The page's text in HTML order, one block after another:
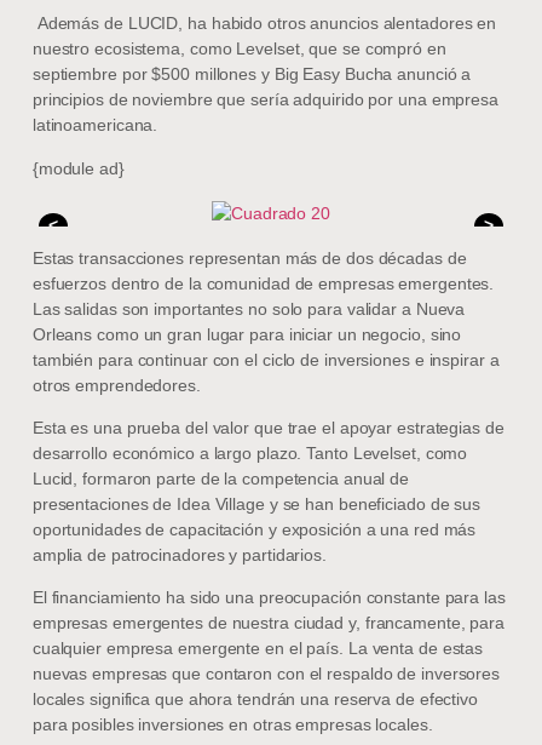
Además de LUCID, ha habido otros anuncios alentadores en
nuestro ecosistema, como Levelset, que se compró en
septiembre por $500 millones y Big Easy Bucha anunció a
principios de noviembre que sería adquirido por una empresa
latinoamericana.
{module ad}
<
>
Estas transacciones representan más de dos décadas de
esfuerzos dentro de la comunidad de empresas emergentes.
Las salidas son importantes no solo para validar a Nueva
Orleans como un gran lugar para iniciar un negocio, sino
también para continuar con el ciclo de inversiones e inspirar a
otros emprendedores.
Esta es una prueba del valor que trae el apoyar estrategias de
desarrollo económico a largo plazo. Tanto Levelset, como
Lucid, formaron parte de la competencia anual de
presentaciones de Idea Village y se han beneficiado de sus
oportunidades de capacitación y exposición a una red más
amplia de patrocinadores y partidarios.
El financiamiento ha sido una preocupación constante para las
empresas emergentes de nuestra ciudad y, francamente, para
cualquier empresa emergente en el país. La venta de estas
nuevas empresas que contaron con el respaldo de inversores
locales significa que ahora tendrán una reserva de efectivo
para posibles inversiones en otras empresas locales.